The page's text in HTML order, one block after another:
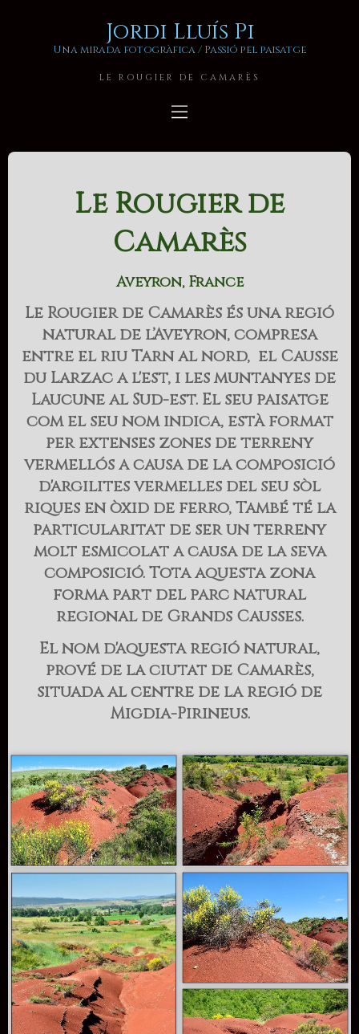
Jordi Lluís Pi
Una mirada fotogràfica / Passió pel paisatge
LE ROUGIER DE CAMARÈS
Le Rougier de
Camarès
Aveyron, France
Le Rougier de Camarès és una regió
natural de l’Aveyron, compresa
entre el riu Tarn al nord, el Causse
du Larzac a l'est, i les muntanyes de
Laucune al Sud-est. El seu paisatge
com el seu nom indica, està format
per extenses zones de terreny
vermellós a causa de la composició
d'argilites vermelles del seu sòl
riques en òxid de ferro, També té la
particularitat de ser un terreny
molt esmicolat a causa de la seva
composició. Tota aquesta zona
forma part del parc natural
regional de Grands Causses.
El nom d'aquesta regió natural,
prové de la ciutat de Camarès,
situada al centre de la regió de
Migdia-Pirineus.